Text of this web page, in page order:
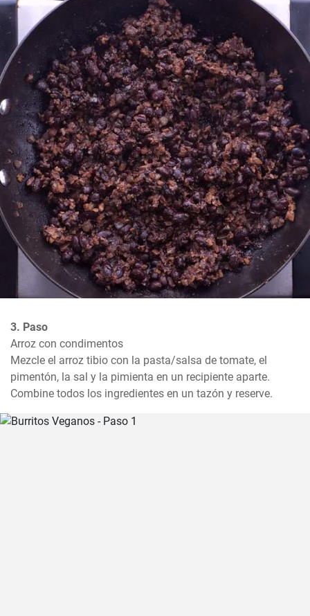
3. Paso
Arroz con condimentos
Mezcle el arroz tibio con la pasta/salsa de tomate, el
pimentón, la sal y la pimienta en un recipiente aparte.
Combine todos los ingredientes en un tazón y reserve.